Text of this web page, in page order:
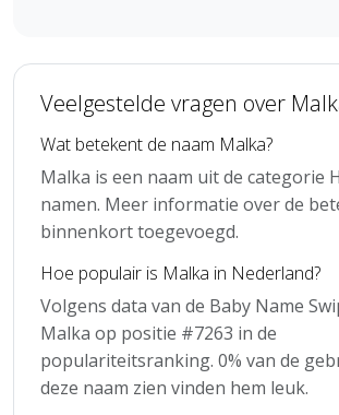
Veelgestelde vragen over
Wat betekent de naam Malka?
Malka is een naam uit de categorie
namen. Meer informatie over de
binnenkort toegevoegd.
Hoe populair is Malka in Nederland?
Volgens data van de Baby Name
Malka op positie #7263 in de
populariteitsranking. 0% van de
deze naam zien vinden hem leuk.